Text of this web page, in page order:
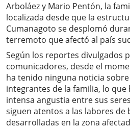
Arboláez y Mario Pentón, la
localizada desde que la
Cumanagoto se desplomó
terremoto que afectó al país
Según los reportes divulgados
comunicadores, desde el
ha tenido ninguna noticia
integrantes de la familia, lo
intensa angustia entre sus
siguen atentos a las labores de
desarrolladas en la zona